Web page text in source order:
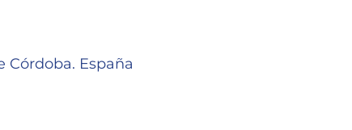
Córdoba. España